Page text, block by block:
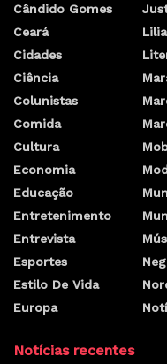
Cândido Gomes
Ceará
Cidades
Ciência
Colunistas
Comida
Cultura
Economia
Educação
Entretenimento
Entrevista
Esportes
Estilo De Vida
Europa
Notícias recentes